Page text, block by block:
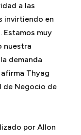
a las
invirtiendo en
muy
nuestra
demanda
Thyag
de Negocio de
por Allon